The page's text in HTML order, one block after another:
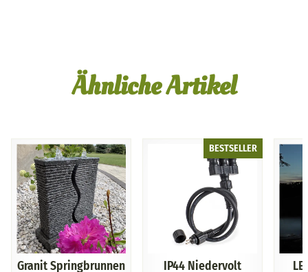
Ähnliche Artikel
Granit Springbrunnen
BESTSELLER
IP44 Niedervolt